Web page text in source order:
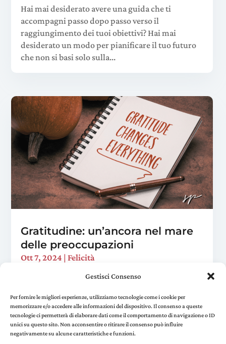
Gestisci Consenso
Per fornire le migliori esperienze, utilizziamo tecnologie come i cookie per
memorizzare e/o accedere alle informazioni del dispositivo. Il consenso a queste
tecnologie ci permetterà di elaborare dati come il comportamento di navigazione o ID
unici su questo sito. Non acconsentire o ritirare il consenso può influire
negativamente su alcune caratteristiche e funzioni.
Hai mai desiderato avere una guida che ti
accompagni passo dopo passo verso il
raggiungimento dei tuoi obiettivi? Hai mai
desiderato un modo per pianificare il tuo futuro
che non si basi solo sulla...
Gratitudine: un’ancora nel mare
delle preoccupazioni
Ott 7, 2024 |Felicità
Immagina di avere uno strumento potente,
stress e aumentare la tua felicità, tutto senza
spendere un centesimo. Sembra troppo bello per
essere vero,...